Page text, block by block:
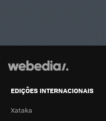
EDIÇÕES INTERNACIONAIS
Xataka